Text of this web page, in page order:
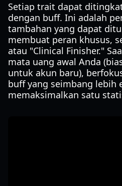
Setiap trait dapat
dengan buff. Ini adalah
tambahan yang dapat
membuat peran khusus,
atau "Clinical Finisher."
mata uang awal Anda
untuk akun baru),
buff yang seimbang lebih
memaksimalkan satu